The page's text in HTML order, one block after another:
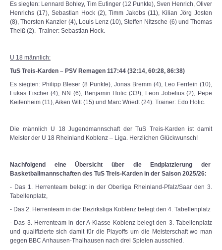
Es siegten: Lennard Bohley, Tim Eufinger (12 Punkte), Sven Henrich, Oliver
Henrichs (17), Sebastian Hock (2), Timm Jakobs (11), Kilian Jörg Josten
(8), Thorsten Kanzler (4), Louis Lenz (10), Steffen Nitzsche (6) und Thomas
Theiß (2). Trainer: Sebastian Hock.
U 18 männlich:
TuS Treis-Karden – PSV Remagen 117:44 (32:14, 60:28, 86:38)
Es siegten: Philipp Bleser (8 Punkte), Jonas Bremm (4), Leo Ferrlein (10),
Lukas Fischer (4), NN (6), Benjamin Hotic (33!), Leon Jobelius (2), Pepe
Keifenheim (11), Aiken Witt (15) und Marc Wriedt (24). Trainer: Edo Hotic.
Die männlich U 18 Jugendmannschaft der TuS Treis-Karden ist damit
Meister der U 18 Rheinland Koblenz – Liga. Herzlichen Glückwunsch!
Nachfolgend eine Übersicht über die Endplatzierung der
Basketballmannschaften des TuS Treis-Karden in der Saison 2025/26:
- Das 1. Herrenteam belegt in der Oberliga Rheinland-Pfalz/Saar den 3.
Tabellenplatz,
- Das 2. Herrenteam in der Bezirksliga Koblenz belegt den 4. Tabellenplatz
- Das 3. Herrenteam in der A-Klasse Koblenz belegt den 3. Tabellenplatz
und qualifizierte sich damit für die Playoffs um die Meisterschaft wo man
gegen BBC Anhausen-Thalhausen nach drei Spielen ausschied.